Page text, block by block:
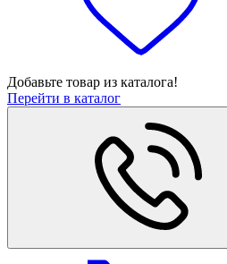
Добавьте товар из каталога!
Перейти в каталог